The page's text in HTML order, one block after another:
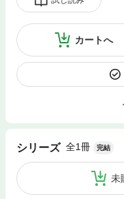
カートへ
シリーズ 全1冊 完結
未